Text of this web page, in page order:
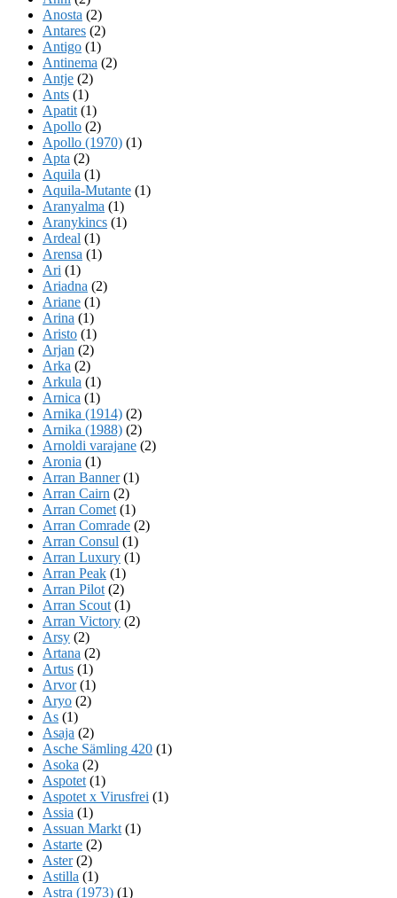
Anosta (2)
Antares (2)
Antigo (1)
Antinema (2)
Antje (2)
Ants (1)
Apatit (1)
Apollo (2)
Apollo (1970) (1)
Apta (2)
Aquila (1)
Aquila-Mutante (1)
Aranyalma (1)
Aranykincs (1)
Ardeal (1)
Arensa (1)
Ari (1)
Ariadna (2)
Ariane (1)
Arina (1)
Aristo (1)
Arjan (2)
Arka (2)
Arkula (1)
Arnica (1)
Arnika (1914) (2)
Arnika (1988) (2)
Arnoldi varajane (2)
Aronia (1)
Arran Banner(1)
Arran Cairn (2)
Arran Comet (1)
Arran Comrade (2)
Arran Consul (1)
Arran Luxury (1)
Arran Peak (1)
Arran Pilot (2)
Arran Scout (1)
Arran Victory (2)
Arsy (2)
Artana (2)
Artus (1)
Arvor(1)
Aryo (2)
As (1)
Asaja (2)
Asche Sämling 420 (1)
Asoka (2)
Aspotet (1)
Aspotet x Virusfrei (1)
Assia (1)
Assuan Markt (1)
Astarte (2)
Aster(2)
Astilla (1)
Astra (1973) (1)